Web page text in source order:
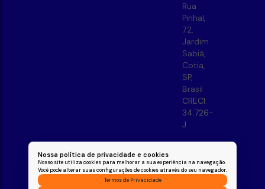
Nossa política de privacidade e cookies
Nosso site utiliza cookies para melhorar a sua experiência na navegação.
Você pode alterar suas configurações de cookies através do seu navegador.
Termos de Privacidade
Rua
Pinhal,
72,
Jardim
Sabiá,
Cotia,
SP,
Brasil
CRECI:
34.726-
J